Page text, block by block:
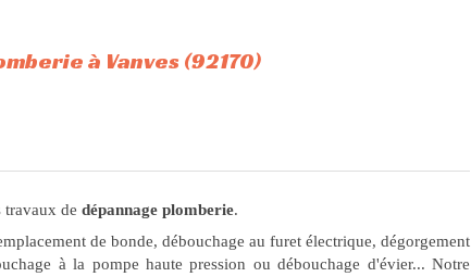
à Vanves (92170)
travaux de dépannage plomberie.
de bonde, débouchage au furet électrique, dégorgement
à la pompe haute pression ou débouchage d'évier... Notre